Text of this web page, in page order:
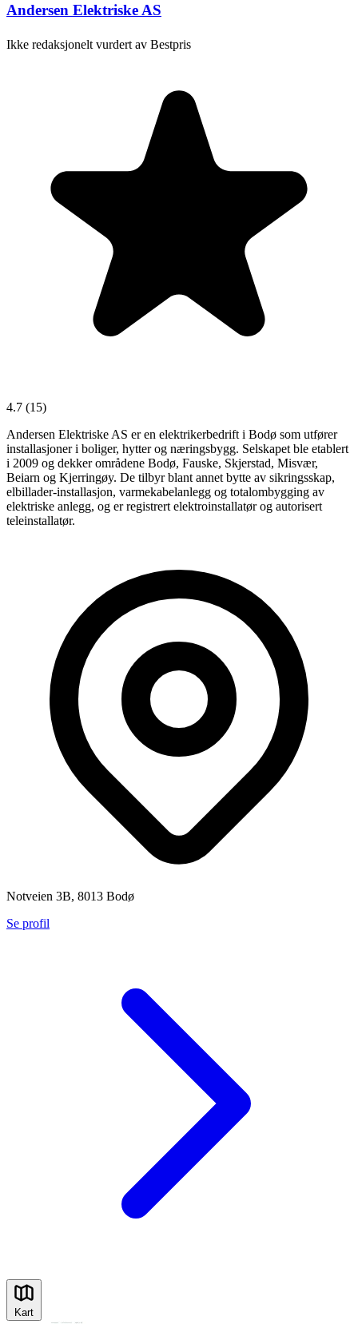
Andersen Elektriske AS
Ikke redaksjonelt vurdert av Bestpris
4.7 (15)
Andersen Elektriske AS er en elektrikerbedrift i Bodø som utfører
installasjoner i boliger, hytter og næringsbygg. Selskapet ble etablert
i 2009 og dekker områdene Bodø, Fauske, Skjerstad, Misvær,
Beiarn og Kjerringøy. De tilbyr blant annet bytte av sikringsskap,
elbillader-installasjon, varmekabelanlegg og totalombygging av
elektriske anlegg, og er registrert elektroinstallatør og autorisert
teleinstallatør.
Notveien 3B, 8013 Bodø
Se profil
Kart